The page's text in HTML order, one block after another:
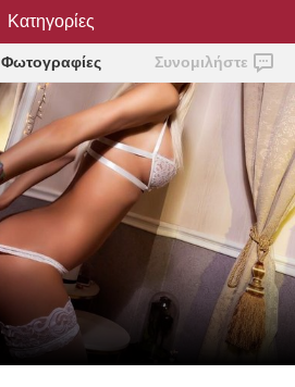
saradusk
Φωτογραφίες Συνομιλήστε
Κατηγορίες